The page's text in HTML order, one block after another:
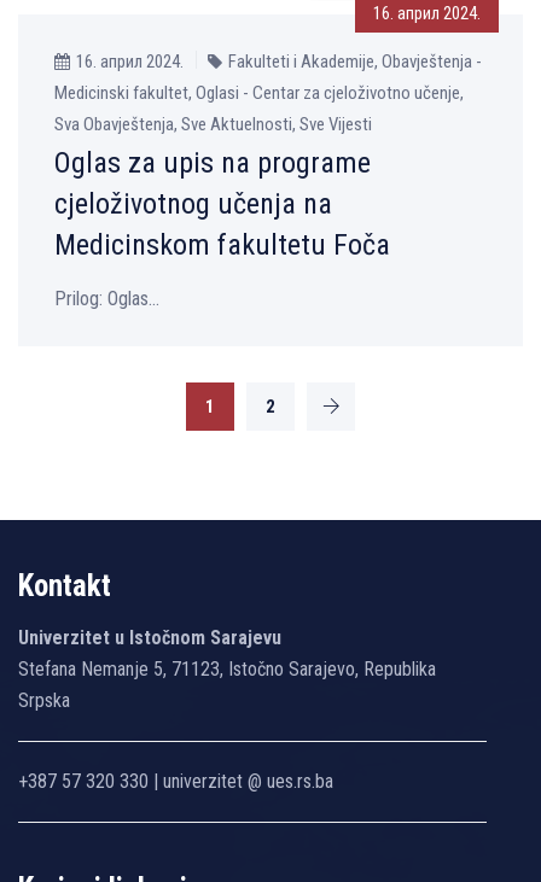
16. април 2024.
16. април 2024.
Fakulteti i Akademije, Obavještenja -
Medicinski fakultet, Oglasi - Centar za cjeloživotno učenje,
Sva Obavještenja, Sve Aktuelnosti, Sve Vijesti
Oglas za upis na programe
cjeloživotnog učenja na
Medicinskom fakultetu Foča
Prilog: Oglas...
1 2
Kontakt
Univerzitet u Istočnom Sarajevu
Stefana Nemanje 5, 71123, Istočno Sarajevo, Republika
Srpska
+387 57 320 330 | univerzitet @ ues.rs.ba